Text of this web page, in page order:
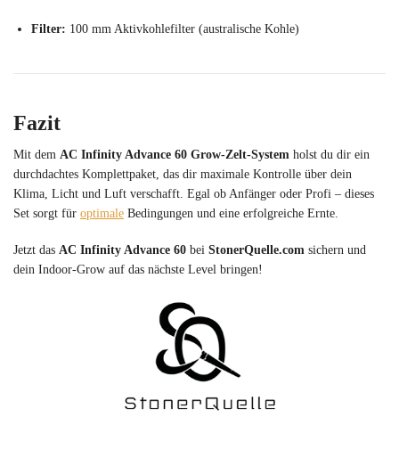
Filter: 100 mm Aktivkohlefilter (australische Kohle)
Fazit
Mit dem AC Infinity Advance 60 Grow-Zelt-System holst du dir ein
durchdachtes Komplettpaket, das dir maximale Kontrolle über dein
Klima, Licht und Luft verschafft. Egal ob Anfänger oder Profi – dieses
Set sorgt für optimale Bedingungen und eine erfolgreiche Ernte.
Jetzt das AC Infinity Advance 60 bei StonerQuelle.com sichern und
dein Indoor-Grow auf das nächste Level bringen!